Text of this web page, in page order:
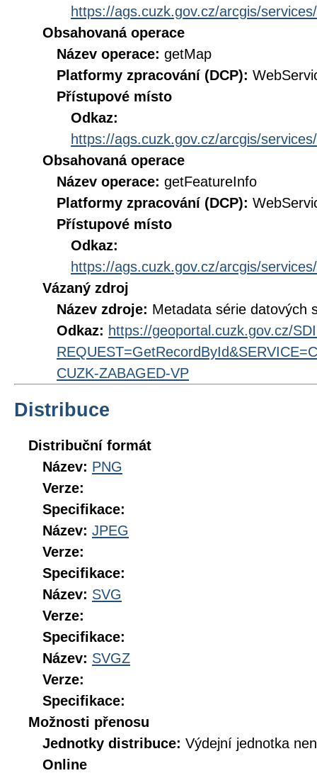
https://ags.cuzk.gov.cz/arcgis/
Obsahovaná operace
Název operace: getMap
Platformy zpracování (DCP):
Přístupové místo
Odkaz:
https://ags.cuzk.gov.cz/arcgis/
Obsahovaná operace
Název operace: getFeatureInfo
Platformy zpracování (DCP):
Přístupové místo
Odkaz:
https://ags.cuzk.gov.cz/arcgis/
Vázaný zdroj
Název zdroje: Metadata série datových
Odkaz: https://geoportal.cuzk.gov.cz/
CUZK-ZABAGED-VP
Distribuce
Distribuční formát
Název: PNG
Verze:
Specifikace:
Název: JPEG
Verze:
Specifikace:
Název: SVG
Verze:
Specifikace:
Název: SVGZ
Verze:
Specifikace:
Možnosti přenosu
Jednotky distribuce: Výdejní jednotka
Online